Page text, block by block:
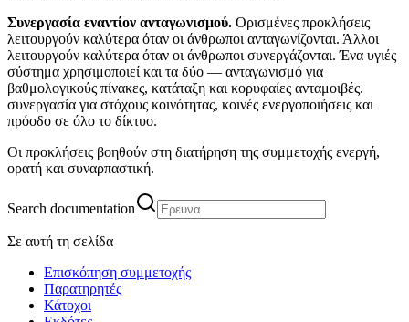
Συνεργασία εναντίον ανταγωνισμού. Ορισμένες προκλήσεις
λειτουργούν καλύτερα όταν οι άνθρωποι ανταγωνίζονται. Άλλοι
λειτουργούν καλύτερα όταν οι άνθρωποι συνεργάζονται. Ένα υγιές
σύστημα χρησιμοποιεί και τα δύο — ανταγωνισμό για
βαθμολογικούς πίνακες, κατάταξη και κορυφαίες ανταμοιβές.
συνεργασία για στόχους κοινότητας, κοινές ενεργοποιήσεις και
πρόοδο σε όλο το δίκτυο.
Οι προκλήσεις βοηθούν στη διατήρηση της συμμετοχής ενεργή,
ορατή και συναρπαστική.
Search documentation
Σε αυτή τη σελίδα
Επισκόπηση συμμετοχής
Παρατηρητές
Κάτοχοι